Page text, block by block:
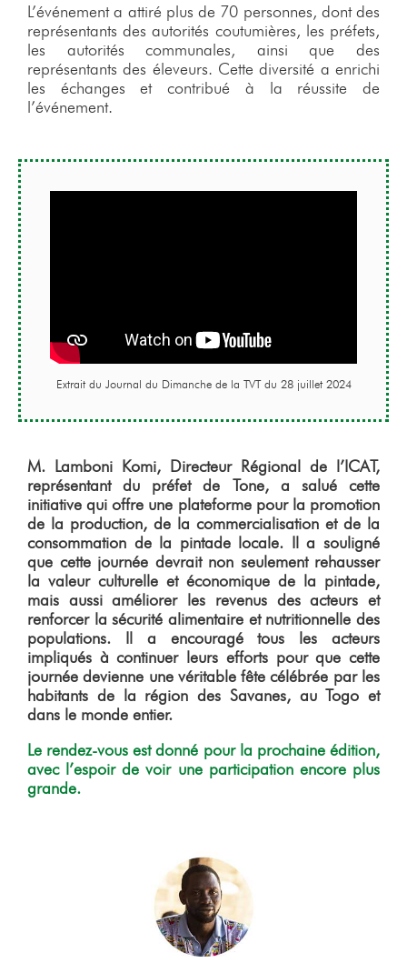
L’événement a attiré plus de 70 personnes, dont des
représentants des autorités coutumières, les préfets,
les autorités communales, ainsi que des
représentants des éleveurs. Cette diversité a enrichi
les échanges et contribué à la réussite de
l’événement.
Extrait du Journal du Dimanche de la TVT du 28 juillet 2024
M. Lamboni Komi, Directeur Régional de l’ICAT,
représentant du préfet de Tone, a salué cette
initiative qui offre une plateforme pour la promotion
de la production, de la commercialisation et de la
consommation de la pintade locale. Il a souligné
que cette journée devrait non seulement rehausser
la valeur culturelle et économique de la pintade,
mais aussi améliorer les revenus des acteurs et
renforcer la sécurité alimentaire et nutritionnelle des
populations. Il a encouragé tous les acteurs
impliqués à continuer leurs efforts pour que cette
journée devienne une véritable fête célébrée par les
habitants de la région des Savanes, au Togo et
dans le monde entier.
Le rendez-vous est donné pour la prochaine édition,
avec l’espoir de voir une participation encore plus
grande.